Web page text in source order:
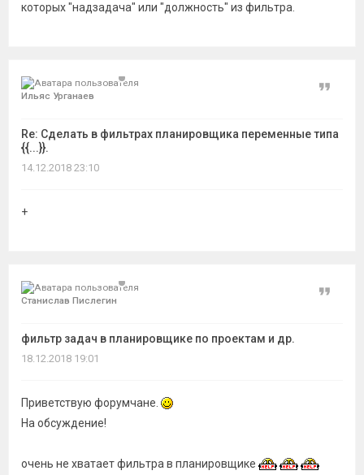
которых "надзадача" или "должность" из фильтра.
Ильяс Урганаев
Re: Сделать в фильтрах планировщика переменные типа
{{...}}.
Цитата
14.12.2018 23:10
+
Станислав Пислегин
фильтр задач в планировщике по проектам и др.
Цитата
18.12.2018 19:01
Приветствую форумчане.
На обсуждение!
очень не хватает фильтра в планировщике